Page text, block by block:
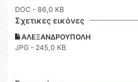
DOC - 86,0 KB
Σχετικες εικόνες
ΑΛΕΞΑΝΔΡΟΥΠΟΛΗ
JPG - 245,0 KB